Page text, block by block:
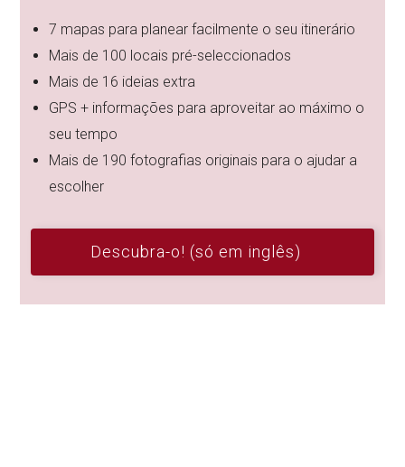
7 mapas para planear facilmente o seu itinerário
Mais de 100 locais pré-seleccionados
Mais de 16 ideias extra
GPS + informações para aproveitar ao máximo o
seu tempo
Mais de 190 fotografias originais para o ajudar a
escolher
Descubra-o! (só em inglês)